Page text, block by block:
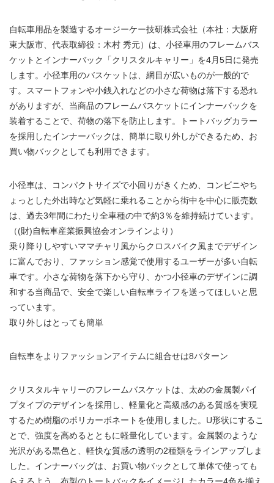
自転車用品を製造するオージーケー技研株式会社（本社：大阪府
東大阪市、代表取締役：木村 秀元）は、小径車用のフレームバス
ケットとインナーバック「クリスタルキャリー」を4月5日に発売
します。小径車用のバスケットは、網目が広いものが一般的で
す。スマートフォンや小銭入れなどの小さな荷物は落下する恐れ
がありますが、当商品のフレームバスケットにインナーバックを
装着することで、荷物の落下を防止します。トートバッグカラー
を採用したインナーバックは、簡単に取り外しができるため、お
買い物バックとしても利用できます。
小径車は、コンパクトサイズで小回りがきくため、コンビニやち
ょっとした外出時など気軽に乗れることから街中を中心に販売数
は、過去3年間にわたり全車種の中で約3％を維持続けています。
（(財)自転車産業振興協会オンラインより）
乗り降りしやすいママチャリ風からクロスバイク風までデザイン
に富んでおり、ファッション感覚で使用するユーザーが多い自転
車です。小さな荷物を落下から守り、かつ小径車のデザインに調
和する当商品で、安全で楽しい自転車ライフを送ってほしいと思
っています。
取り外しはとっても簡単
自転車をよりファッションアイテムに組合せは8パターン
クリスタルキャリーのフレームバスケットは、太めの金属製パイ
プタイプのデザインを採用し、軽量化と高級感のある質感を実現
するため樹脂のポリカーボネートを使用しました。U形状にするこ
とで、強度を高めるとともに軽量化しています。金属製のような
光沢がある黒色と、軽快な質感の透明の2種類をラインアップしま
した。インナーバッグは、お買い物バックとして単体で使っても